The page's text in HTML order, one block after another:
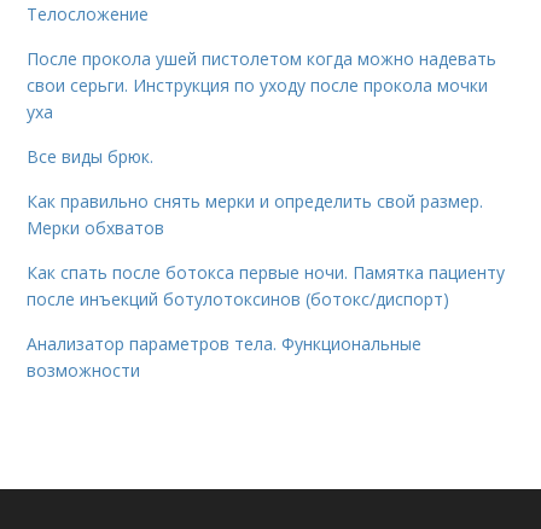
Телосложение
После прокола ушей пистолетом когда можно надевать
свои серьги. Инструкция по уходу после прокола мочки
уха
Все виды брюк.
Как правильно снять мерки и определить свой размер.
Мерки обхватов
Как спать после ботокса первые ночи. Памятка пациенту
после инъекций ботулотоксинов (ботокс/диспорт)
Анализатор параметров тела. Функциональные
возможности